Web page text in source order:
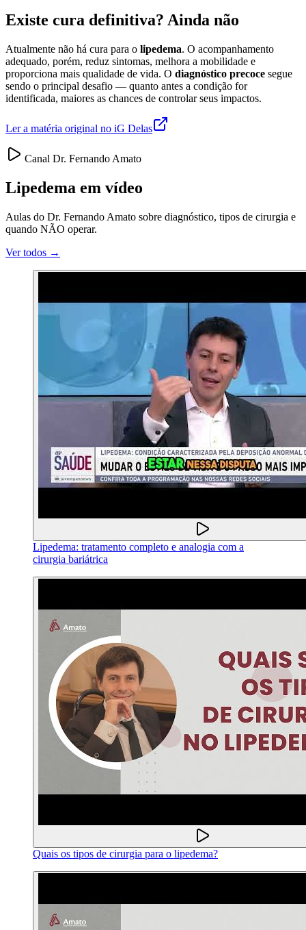
Existe cura definitiva? Ainda não
Atualmente não há cura para o lipedema. O acompanhamento
adequado, porém, reduz sintomas, melhora a mobilidade e
proporciona mais qualidade de vida. O diagnóstico precoce segue
sendo o principal desafio — quanto antes a condição for
identificada, maiores as chances de controlar seus impactos.
Ler a matéria original no iG Delas
Canal Dr. Fernando Amato
Lipedema em vídeo
Aulas do Dr. Fernando Amato sobre diagnóstico, tipos de cirurgia e
quando NÃO operar.
Ver todos →
Lipedema: tratamento completo e analogia com a
cirurgia bariátrica
Quais os tipos de cirurgia para o lipedema?